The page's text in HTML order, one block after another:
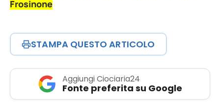
Frosinone
STAMPA QUESTO ARTICOLO
Aggiungi Ciociaria24
Fonte preferita su Google